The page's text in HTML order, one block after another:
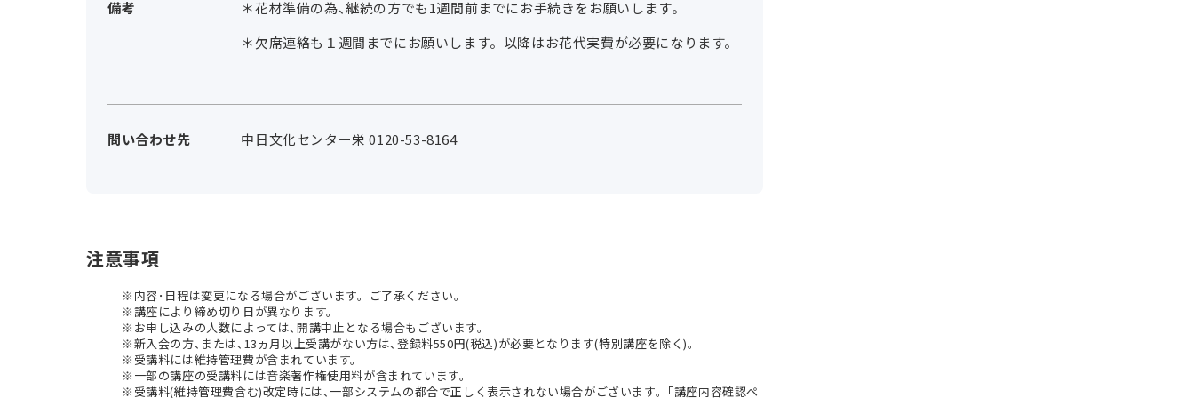
備考
＊花材準備の為、継続の方でも1週間前までにお手続きをお願いします。
＊欠席連絡も１週間までにお願いします。以降はお花代実費が必要になります。
問い合わせ先 中日文化センター栄 0120-53-8164
注意事項
内容･日程は変更になる場合がございます。ご了承ください。
講座により締め切り日が異なります。
お申し込みの人数によっては､開講中止となる場合もございます。
新入会の方､または､13ヵ月以上受講がない方は､登録料550円(税込)が必要となります(特別講座を除く)。
受講料には維持管理費が含まれています。
一部の講座の受講料には音楽著作権使用料が含まれています。
受講料(維持管理費含む)改定時には､一部システムの都合で正しく表示されない場合がございます。｢講座内容確認ペ